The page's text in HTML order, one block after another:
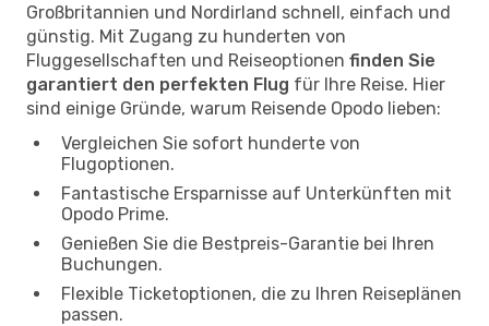
Großbritannien und Nordirland schnell, einfach und
günstig. Mit Zugang zu hunderten von
Fluggesellschaften und Reiseoptionen finden Sie
garantiert den perfekten Flug für Ihre Reise. Hier
sind einige Gründe, warum Reisende Opodo lieben:
Vergleichen Sie sofort hunderte von
Flugoptionen.
Fantastische Ersparnisse auf Unterkünften mit
Opodo Prime.
Genießen Sie die Bestpreis-Garantie bei Ihren
Buchungen.
Flexible Ticketoptionen, die zu Ihren Reiseplänen
passen.